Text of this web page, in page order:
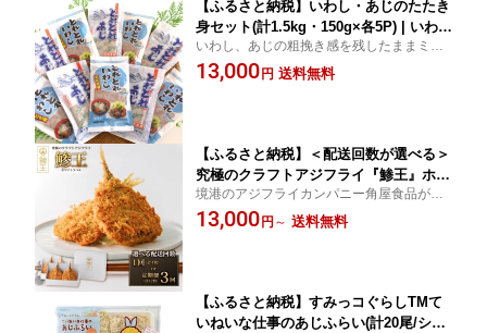
【ふるさと納税】いわし・あじのたたき
身セット(計1.5kg・150g×各5P) | いわし
鰯 あじ 鯵 たたき なめろう たたき身 魚
ミンチ 海鮮 魚介 魚介類 加工魚 冷凍 小
いわし、あじの粗挽き感を残したままミン
チ加工冷凍しました!ふるさと納税 境港市
特産品 たたき身
13,000 円 送料無料
【ふるさと納税】＜配送回数が選べる＞
究極のクラフトアジフライ『鯵王』ホワ
イトラベル(計4枚/定期便3回・計12枚) |
アジフライ あじフライ 鯵フライ 鯵王
境港のアジフライカンパニー角屋食品がそ
の名に懸けて作る究極のアジフライ！ふる
さと納税 境港市 特産品 フライ 定期便
13,000 円 ～ 送料無料
【ふるさと納税】すみっコぐらしTMて
いねいな仕事のあじふらい(計20尾/シー